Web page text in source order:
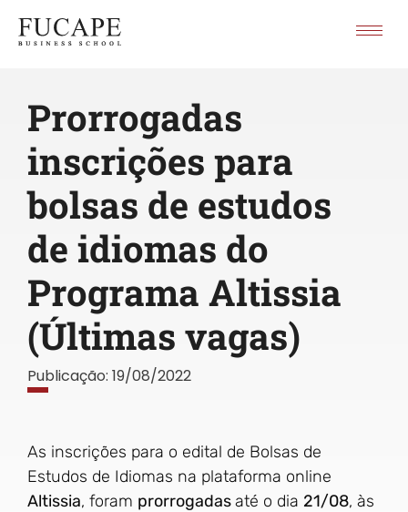
Prorrogadas
inscrições para
bolsas de estudos
de idiomas do
Programa Altissia
(Últimas vagas)
Publicação: 19/08/2022
As inscrições para o edital de Bolsas de
Estudos de Idiomas na plataforma online
Altissia, foram prorrogadasaté o dia 21/08, às